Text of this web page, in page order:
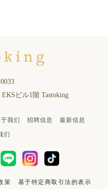
ビル1階 Tastoking
于我们 招聘信息 最新信息
们
策 基于特定商取引法的表示